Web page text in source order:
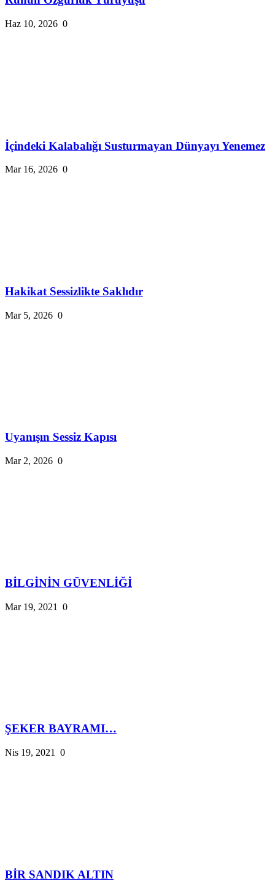
Haz 10, 2026 0
İçindeki Kalabalığı Susturmayan Dünyayı Yenemez
Mar 16, 2026 0
Hakikat Sessizlikte Saklıdır
Mar 5, 2026 0
Uyanışın Sessiz Kapısı
Mar 2, 2026 0
BİLGİNİN GÜVENLİĞİ
Mar 19, 2021 0
ŞEKER BAYRAMI…
Nis 19, 2021 0
BİR SANDIK ALTIN